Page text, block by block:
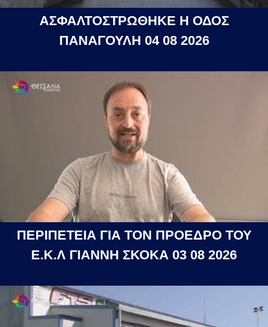
ΑΣΦΑΛΤΟΣΤΡΩΘΗΚΕ Η ΟΔΟΣ
ΠΑΝΑΓΟΥΛΗ 04 08 2026
ΠΕΡΙΠΕΤΕΙΑ ΓΙΑ ΤΟΝ ΠΡΟΕΔΡΟ ΤΟΥ
Ε.Κ.Λ ΓΙΑΝΝΗ ΣΚΟΚΑ 03 08 2026